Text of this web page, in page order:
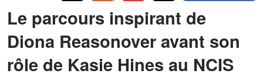
Le parcours inspirant de
Diona Reasonover avant son
rôle de Kasie Hines au NCIS